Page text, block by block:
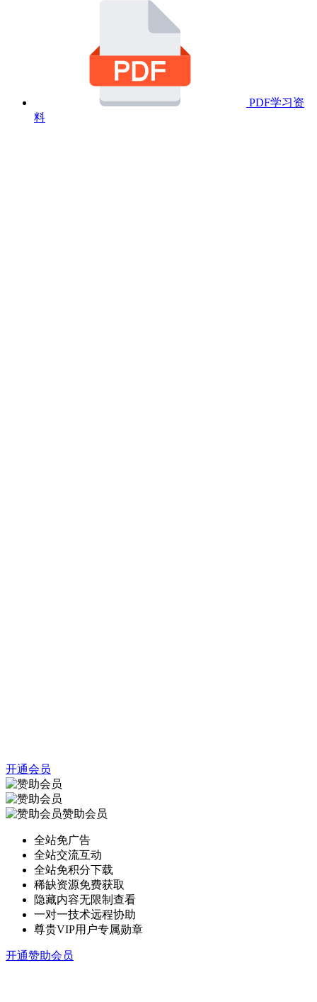
PDF学习资
料
开通会员
赞助会员
全站免广告
全站交流互动
全站免积分下载
稀缺资源免费获取
隐藏内容无限制查看
一对一技术远程协助
尊贵VIP用户专属勋章
开通赞助会员